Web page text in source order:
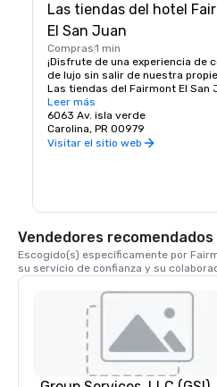
Las tiendas del hotel
El San Juan
Compras1 min
¡Disfrute de una experiencia de
de lujo sin salir de nuestra
Las tiendas del Fairmont El San
Hotel ofrecen una exclusiva
compras en el lugar con la moda
de la isla, deliciosa comida,
bienestar y más.
Leer más
6063 Av. isla verde
Carolina, PR 00979
Visitar el sitio web
Vendedores recomendados
Escogido(s) específicamente por
su servicio de confianza y su